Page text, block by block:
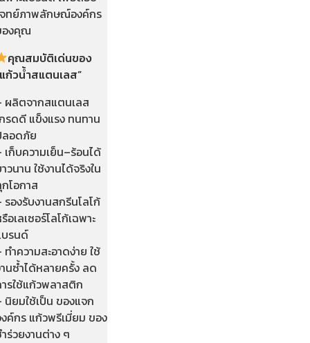
ทย์ภาพลักษณ์องค์กร
งคุณ
คุณสมบัติเด่นของ
ก้วน้ำสแตนเลส”
ผลิตจากสแตนเลส
รดดี แข็งแรง ทนทาน
อดภัย
เก็บความเย็น–ร้อนได้
วนาน ใช้งานได้จริงใน
โอกาส
รองรับงานสกรีนโลโก้
อเลเซอร์โลโก้เฉพาะ
รนด์
ทำความสะอาดง่าย ใช้
นซ้ำได้หลายครั้ง ลด
รใช้แก้วพลาสติก
นิยมใช้เป็น ของแจก
ค์กร แก้วพรีเมี่ยม ของ
ร่วยงานต่าง ๆ